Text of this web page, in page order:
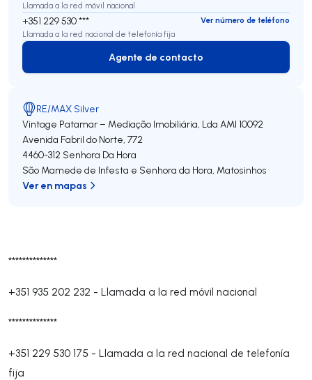
**************
+351 935 202 232 - Llamada a la red móvil nacional
**************
+351 229 530 175 - Llamada a la red nacional de telefonía
fija
Llamada a la red móvil nacional
+351 229 530 ***
Ver número de teléfono
Llamada a la red nacional de telefonía fija
Agente de contacto
Agente de contacto
RE/MAX Silver
Vintage Patamar – Mediação Imobiliária, Lda AMI 10092
Avenida Fabril do Norte, 772
4460-312 Senhora Da Hora
São Mamede de Infesta e Senhora da Hora, Matosinhos
Ver en mapas